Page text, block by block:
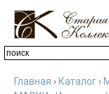
Главная › Каталог ›